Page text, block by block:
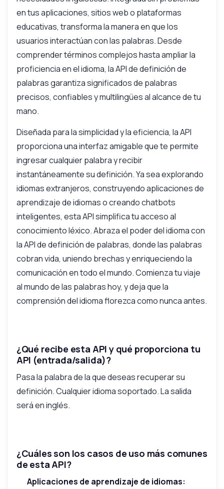
en tus aplicaciones, sitios web o plataformas
educativas, transforma la manera en que los
usuarios interactúan con las palabras. Desde
comprender términos complejos hasta ampliar la
proficiencia en el idioma, la API de definición de
palabras garantiza significados de palabras
precisos, confiables y multilingües al alcance de tu
mano.
Diseñada para la simplicidad y la eficiencia, la API
proporciona una interfaz amigable que te permite
ingresar cualquier palabra y recibir
instantáneamente su definición. Ya sea explorando
idiomas extranjeros, construyendo aplicaciones de
aprendizaje de idiomas o creando chatbots
inteligentes, esta API simplifica tu acceso al
conocimiento léxico. Abraza el poder del idioma con
la API de definición de palabras, donde las palabras
cobran vida, uniendo brechas y enriqueciendo la
comunicación en todo el mundo. Comienza tu viaje
al mundo de las palabras hoy, y deja que la
comprensión del idioma florezca como nunca antes.
¿Qué recibe esta API y qué proporciona tu
API (entrada/salida)?
Pasa la palabra de la que deseas recuperar su
definición. Cualquier idioma soportado. La salida
será en inglés.
¿Cuáles son los casos de uso más comunes
de esta API?
Aplicaciones de aprendizaje de idiomas:
¡Hola! Pregúntame lo que quieras sobre
Definición de palabra API — endpoints,
precios, tips de integración, lo que
necesites.
¿Cómo obtengo la definición de una palabra?
¿Qué idiomas se admiten?
¿Puedo obtener definiciones en varios
idiomas?
¿Cómo está estructurada la respuesta?
¿Qué puede hacer esta API?
Muéstrame un ejemplo de código
Respondido por Zyla AI · Prefiero preguntar a Soporte